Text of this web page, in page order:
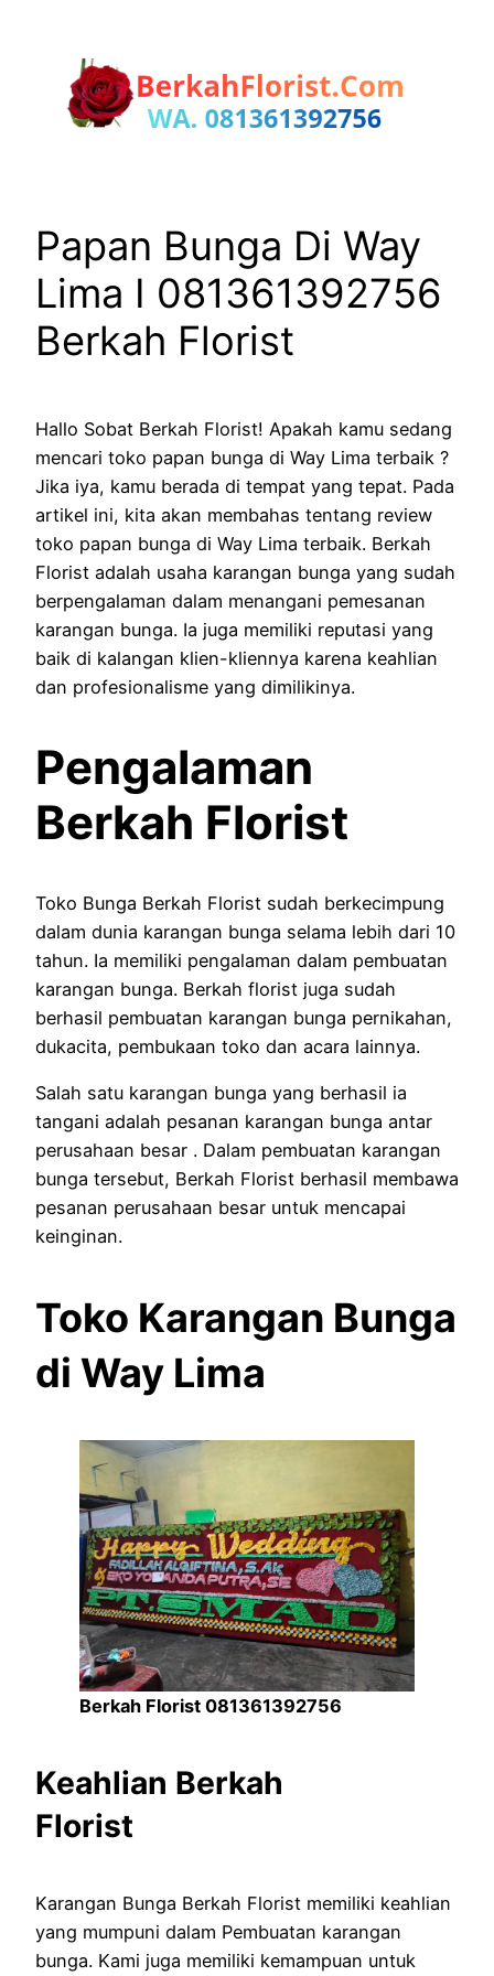
Papan Bunga Di Way
Lima I 081361392756
Berkah Florist
Hallo Sobat Berkah Florist! Apakah kamu sedang
mencari toko papan bunga di Way Lima terbaik ?
Jika iya, kamu berada di tempat yang tepat. Pada
artikel ini, kita akan membahas tentang review
toko papan bunga di Way Lima terbaik. Berkah
Florist adalah usaha karangan bunga yang sudah
berpengalaman dalam menangani pemesanan
karangan bunga. Ia juga memiliki reputasi yang
baik di kalangan klien-kliennya karena keahlian
dan profesionalisme yang dimilikinya.
Pengalaman
Berkah Florist
Toko Bunga Berkah Florist sudah berkecimpung
dalam dunia karangan bunga selama lebih dari 10
tahun. Ia memiliki pengalaman dalam pembuatan
karangan bunga. Berkah florist juga sudah
berhasil pembuatan karangan bunga pernikahan,
dukacita, pembukaan toko dan acara lainnya.
Salah satu karangan bunga yang berhasil ia
tangani adalah pesanan karangan bunga antar
perusahaan besar . Dalam pembuatan karangan
bunga tersebut, Berkah Florist berhasil membawa
pesanan perusahaan besar untuk mencapai
keinginan.
Toko Karangan Bunga
di Way Lima
Berkah Florist 081361392756
Keahlian Berkah
Florist
Karangan Bunga Berkah Florist memiliki keahlian
yang mumpuni dalam Pembuatan karangan
bunga. Kami juga memiliki kemampuan untuk